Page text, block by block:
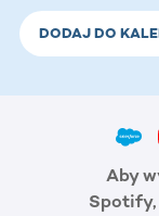
DODAJ DO
Aby
Spotify,